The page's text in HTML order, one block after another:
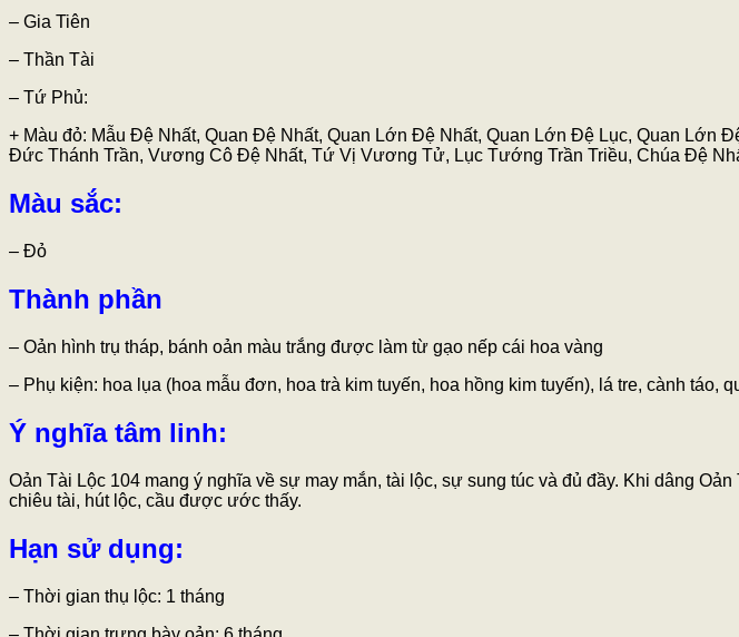
– Gia Tiên
– Thần Tài
– Tứ Phủ:
+ Màu đỏ: Mẫu Đệ Nhất, Quan Đệ Nhất, Quan Lớn Đệ Nhất, Quan Lớn Đệ Lục, Quan Lớn
Đức Thánh Trần, Vương Cô Đệ Nhất, Tứ Vị Vương Tử, Lục Tướng Trần Triều, Chúa Đệ
Màu sắc:
– Đỏ
Thành phần
– Oản hình trụ tháp, bánh oản màu trắng được làm từ gạo nếp cái hoa vàng
– Phụ kiện: hoa lụa (hoa mẫu đơn, hoa trà kim tuyến, hoa hồng kim tuyến), lá tre, cành táo,
Ý nghĩa tâm linh:
Oản Tài Lộc 104 mang ý nghĩa về sự may mắn, tài lộc, sự sung túc và đủ đầy. Khi dâng
chiêu tài, hút lộc, cầu được ước thấy.
Hạn sử dụng:
– Thời gian thụ lộc: 1 tháng